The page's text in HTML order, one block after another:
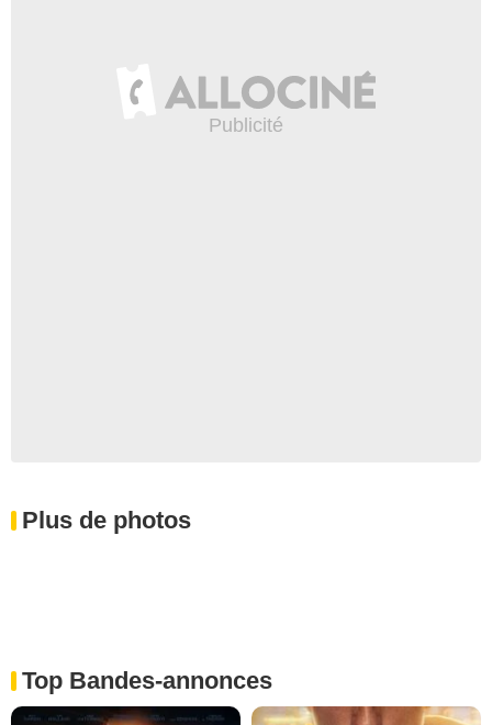
Plus de photos
Top Bandes-annonces